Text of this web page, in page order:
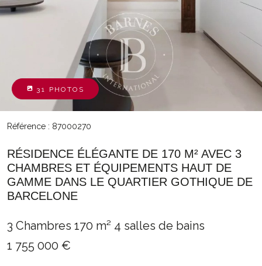
31 PHOTOS
Référence : 87000270
RÉSIDENCE ÉLÉGANTE DE 170 M² AVEC 3
CHAMBRES ET ÉQUIPEMENTS HAUT DE
GAMME DANS LE QUARTIER GOTHIQUE DE
BARCELONE
3 Chambres 170 m² 4 salles de bains
1 755 000 €